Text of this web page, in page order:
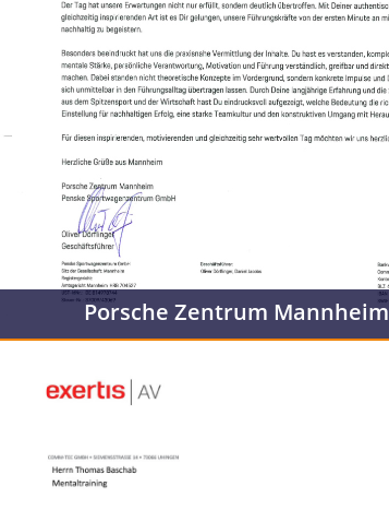
Porsche Zentrum Mannheim